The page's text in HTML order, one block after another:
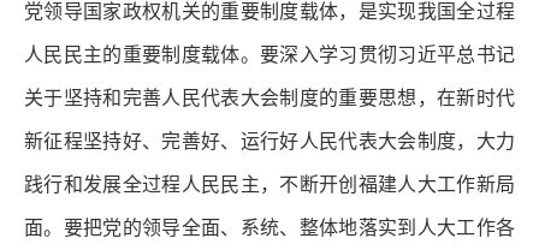
党领导国家政权机关的重要制度载体，是实现我国全过程
人民民主的重要制度载体。要深入学习贯彻习近平总书记
关于坚持和完善人民代表大会制度的重要思想，在新时代
新征程坚持好、完善好、运行好人民代表大会制度，大力
践行和发展全过程人民民主，不断开创福建人大工作新局
面。要把党的领导全面、系统、整体地落实到人大工作各